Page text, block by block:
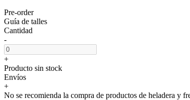
Pre-order
Guía de talles
Cantidad
-
+
Producto sin stock
Envíos
+
No se recomienda la compra de productos de heladera y